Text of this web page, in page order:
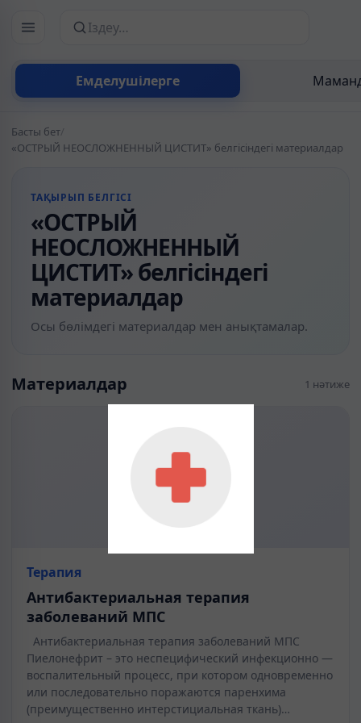
Емделушілерге
Сайттан іздеу
Басты бет/
«ОСТРЫЙ НЕОСЛОЖНЕННЫЙ ЦИСТИТ» белгісіндегі материалдар
ТАҚЫРЫП БЕЛГІСІ
«ОСТРЫЙ
НЕОСЛОЖНЕННЫЙ
ЦИСТИТ» белгісіндегі
материалдар
Осы бөлімдегі материалдар мен анықтамалар.
Материалдар 1 нәтиже
Терапия
Антибактериальная терапия
заболеваний МПС
Антибактериальная терапия заболеваний МПС
Пиелонефрит – это неспецифический инфекционно —
воспалительный процесс, при котором одновременно
или последовательно поражаются паренхима
(преимущественно интерстициальная ткань)…